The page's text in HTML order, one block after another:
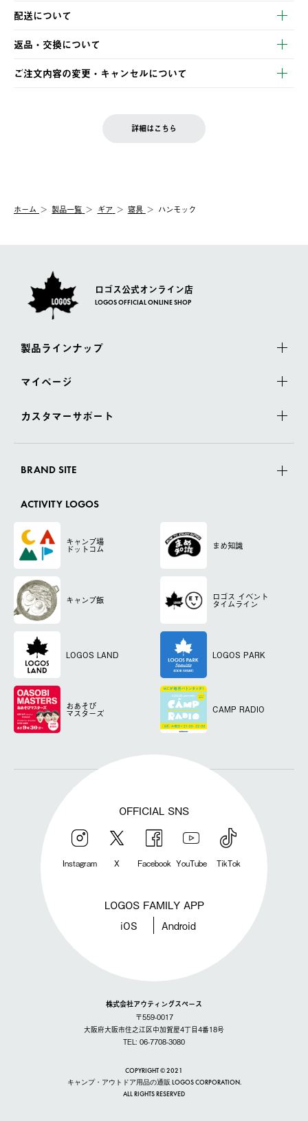
以下のいずれかの方法でお支払いいただけます。
・クレジットカード決済
・コンビニ決済
・Pay-easy決済
配送について
【発送スケジュール】
ご注文・ご入金完了より2営業日以内に商品を発送いたします。
土日祝の発送はございませんので、木曜日以降のご注文は週明け
の発送となる場合がございます。
【配送業者】
佐川急便にて配送されます。
返品・交換について
※お客様都合の場合
お客様都合の返品にかかる送料は、お客様ご負担とさせていただ
一度お手元の商品を返品いただき、ご希望商品を再注文してくだ
ご注文内容の変更・キャンセルについて
LOGOS FAMILY会員の方は、会員マイページ内 購入履歴画面に
詳細はこちら
ホーム 製品一覧 ギア 寝具 ハンモック
ロゴス公式オンライン店
LOGOS OFFICIAL ONLINE SHOP
製品ラインナップ
マイページ
カスタマーサポート
BRAND SITE
ACTIVITY LOGOS
キャンプ場
ドットコム まめ知識
キャンプ飯 ロゴス イベント
タイムライン
LOGOS LAND LOGOS PARK
おあそび
マスターズ CAMP RADIO
OFFICIAL SNS
Instagram X Facebook YouTube TikTok
LOGOS FAMILY APP
iOS Android
株式会社アウティングスペース
〒559-0017
大阪府大阪市住之江区中加賀屋4丁目4番18号
TEL: 06-7708-3080
COPYRIGHT © 2021
キャンプ・アウトドア用品の通販 LOGOS CORPORATION.
ALL RIGHTS RESERVED